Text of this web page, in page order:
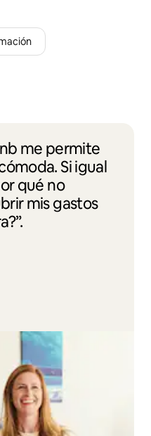
me permite
Si igual
qué no
mis gastos